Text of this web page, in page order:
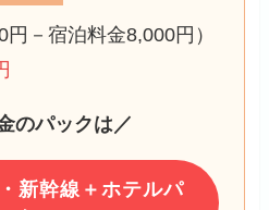
円－宿泊料金8,000円）
のパックは／
新幹線＋ホテルパ